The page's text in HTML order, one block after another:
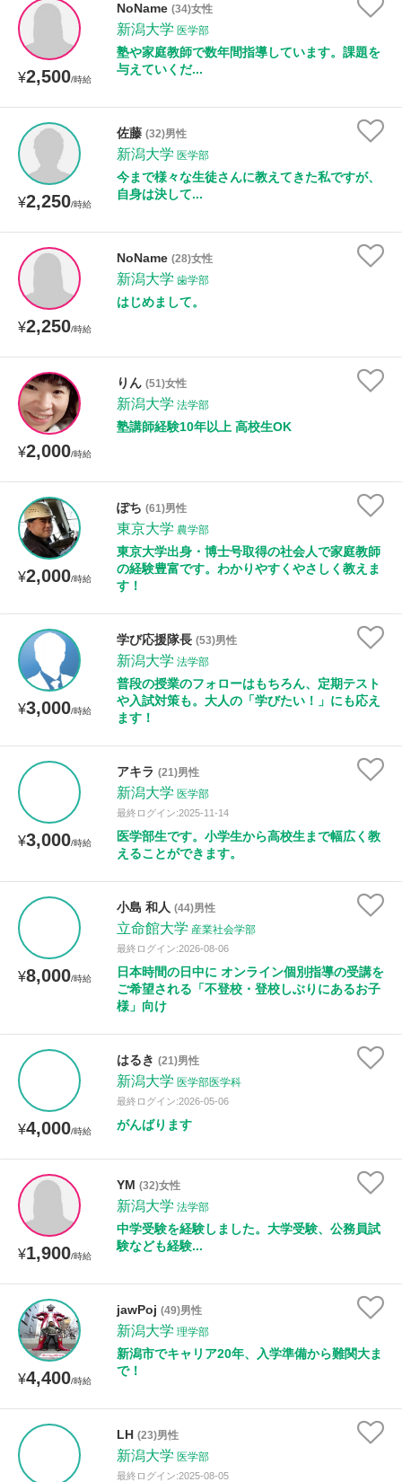
¥2,500/時給
NoName (34)女性
新潟大学 医学部
塾や家庭教師で数年間指導しています。課題を
与えていくだ...
¥2,250/時給
佐藤 (32)男性
新潟大学 医学部
今まで様々な生徒さんに教えてきた私ですが、
自身は決して...
¥2,250/時給
NoName (28)女性
新潟大学 歯学部
はじめまして。
¥2,000/時給
りん (51)女性
新潟大学 法学部
塾講師経験10年以上 高校生OK
¥2,000/時給
ぽち (61)男性
東京大学 農学部
東京大学出身・博士号取得の社会人で家庭教師
の経験豊富です。わかりやすくやさしく教えま
す！
¥3,000/時給
学び応援隊長 (53)男性
新潟大学 法学部
普段の授業のフォローはもちろん、定期テスト
や入試対策も。大人の「学びたい！」にも応え
ます！
¥3,000/時給
アキラ (21)男性
新潟大学 医学部
最終ログイン:2025-11-14
医学部生です。小学生から高校生まで幅広く教
えることができます。
¥8,000/時給
小島 和人 (44)男性
立命館大学 産業社会学部
最終ログイン:2026-08-06
日本時間の日中に オンライン個別指導の受講を
ご希望される「不登校・登校しぶりにあるお子
様」向け
¥4,000/時給
はるき (21)男性
新潟大学 医学部医学科
最終ログイン:2026-05-06
がんばります
¥1,900/時給
YM (32)女性
新潟大学 法学部
中学受験を経験しました。大学受験、公務員試
験なども経験...
¥4,400/時給
jawPoj (49)男性
新潟大学 理学部
新潟市でキャリア20年、入学準備から難関大ま
で！
LH (23)男性
新潟大学 医学部
最終ログイン:2025-08-05
距離：15km以内
年齢：18-101歳